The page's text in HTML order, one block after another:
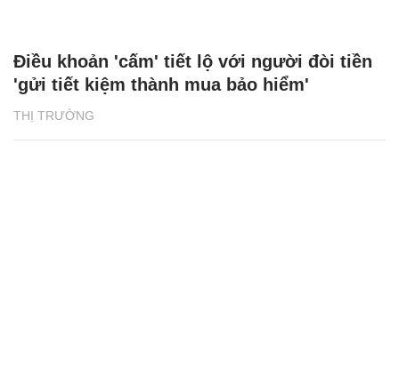
THỊ TRƯỜNG
Điều khoản 'cấm' tiết lộ với người đòi tiền
'gửi tiết kiệm thành mua bảo hiểm'